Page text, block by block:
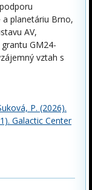
planetáriu Brno,
AV,
GM24-
vztah s
P. (2026).
Galactic Center